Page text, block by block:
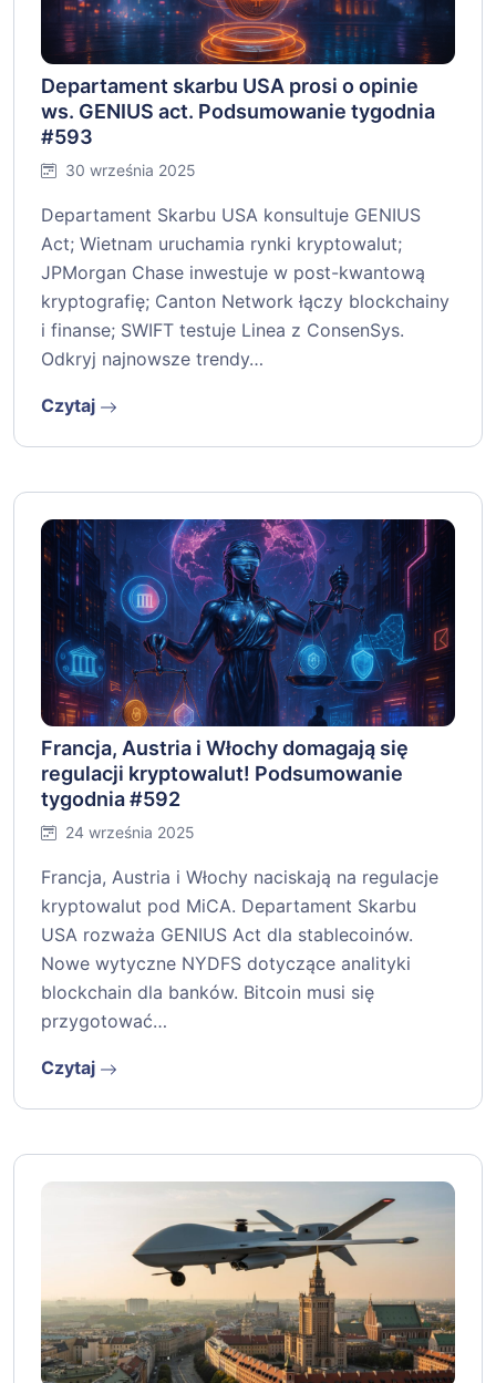
Departament skarbu USA prosi o opinie
ws. GENIUS act. Podsumowanie tygodnia
#593
30 września 2025
Departament Skarbu USA konsultuje GENIUS
Act; Wietnam uruchamia rynki kryptowalut;
JPMorgan Chase inwestuje w post-kwantową
kryptografię; Canton Network łączy blockchainy
i finanse; SWIFT testuje Linea z ConsenSys.
Odkryj najnowsze trendy…
Czytaj
Francja, Austria i Włochy domagają się
regulacji kryptowalut! Podsumowanie
tygodnia #592
24 września 2025
Francja, Austria i Włochy naciskają na regulacje
kryptowalut pod MiCA. Departament Skarbu
USA rozważa GENIUS Act dla stablecoinów.
Nowe wytyczne NYDFS dotyczące analityki
blockchain dla banków. Bitcoin musi się
przygotować…
Czytaj